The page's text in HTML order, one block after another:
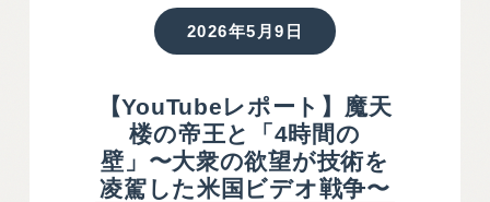
2026年5月9日
【YouTubeレポート】魔天
楼の帝王と「4時間の
壁」〜大衆の欲望が技術を
凌駕した米国ビデオ戦争〜